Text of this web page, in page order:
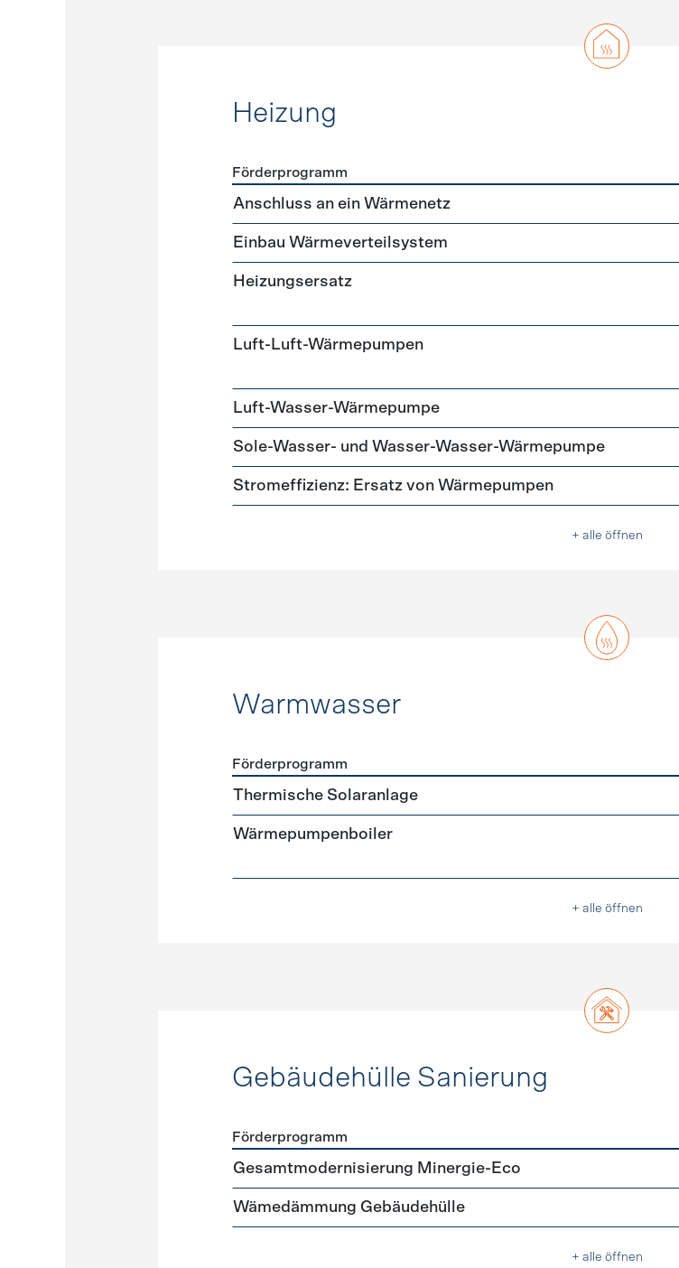
Heizung
Förderprogramme Heizung
Förderprogramm
Anschluss an ein Wärmenetz
Einbau Wärmeverteilsystem
Heizungsersatz
Luft-Luft-Wärmepumpen
Luft-Wasser-Wärmepumpe
Sole-Wasser- und Wasser-Wasser-Wärmepumpe
Stromeffizienz: Ersatz von Wärmepumpen
+ alle öffnen
Warmwasser
Förderprogramme Warmwasser
Förderprogramm
Thermische Solaranlage
Wärmepumpenboiler
+ alle öffnen
Gebäudehülle Sanierung
Förderprogramme Gebäudehülle Sanierung
Förderprogramm
Gesamtmodernisierung Minergie-Eco
Wämedämmung Gebäudehülle
+ alle öffnen